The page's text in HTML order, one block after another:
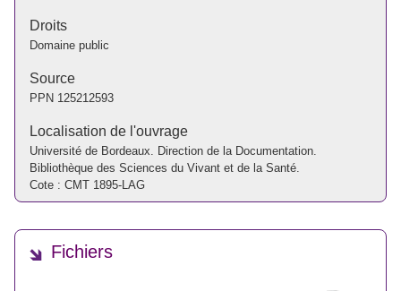
Droits
Domaine public
Source
PPN 125212593
Localisation de l'ouvrage
Université de Bordeaux. Direction de la Documentation.
Bibliothèque des Sciences du Vivant et de la Santé.
Cote : CMT 1895-LAG
Fichiers